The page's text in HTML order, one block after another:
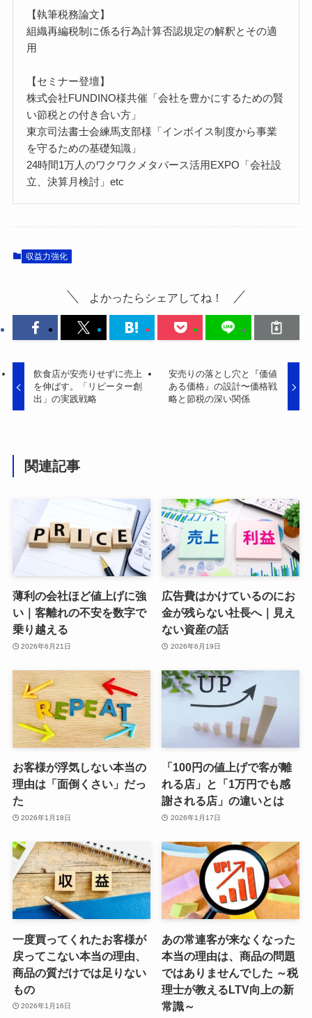
【執筆税務論文】
組織再編税制に係る行為計算否認規定の解釈とその適
用
【セミナー登壇】
株式会社FUNDINO様共催「会社を豊かにするための賢
い節税との付き合い方」
東京司法書士会練馬支部様「インボイス制度から事業
を守るための基礎知識」
24時間1万人のワクワクメタバース活用EXPO「会社設
立、決算月検討」etc
収益力強化
よかったらシェアしてね！
飲食店が安売りせずに売上
を伸ばす。「リピーター創
出」の実践戦略
安売りの落とし穴と『価値
ある価格』の設計〜価格戦
略と節税の深い関係
関連記事
薄利の会社ほど値上げに強
い｜客離れの不安を数字で
乗り越える
2026年6月21日
広告費はかけているのにお
金が残らない社長へ｜見え
ない資産の話
2026年6月19日
お客様が浮気しない本当の
理由は「面倒くさい」だっ
た
2026年1月18日
「100円の値上げで客が離
れる店」と「1万円でも感
謝される店」の違いとは
2026年1月17日
一度買ってくれたお客様が
戻ってこない本当の理由、
商品の質だけでは足りない
もの
2026年1月16日
あの常連客が来なくなった
本当の理由は、商品の問題
ではありませんでした ～税
理士が教えるLTV向上の新
常識～